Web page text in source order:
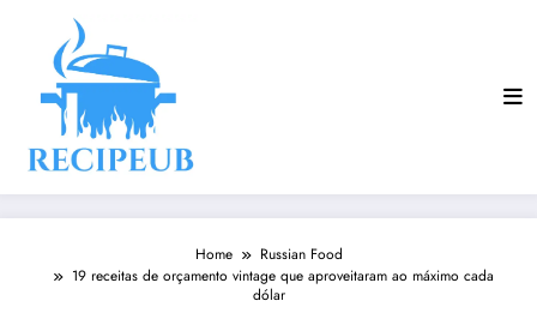
Home
Russian Food
19 receitas de orçamento vintage que aproveitaram ao máximo cada
dólar